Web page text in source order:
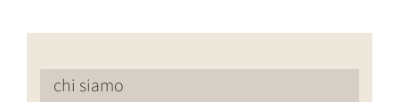
chi siamo